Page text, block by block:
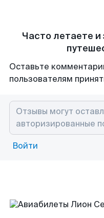
Часто летаете и
Оставьте
пользователям
Войти